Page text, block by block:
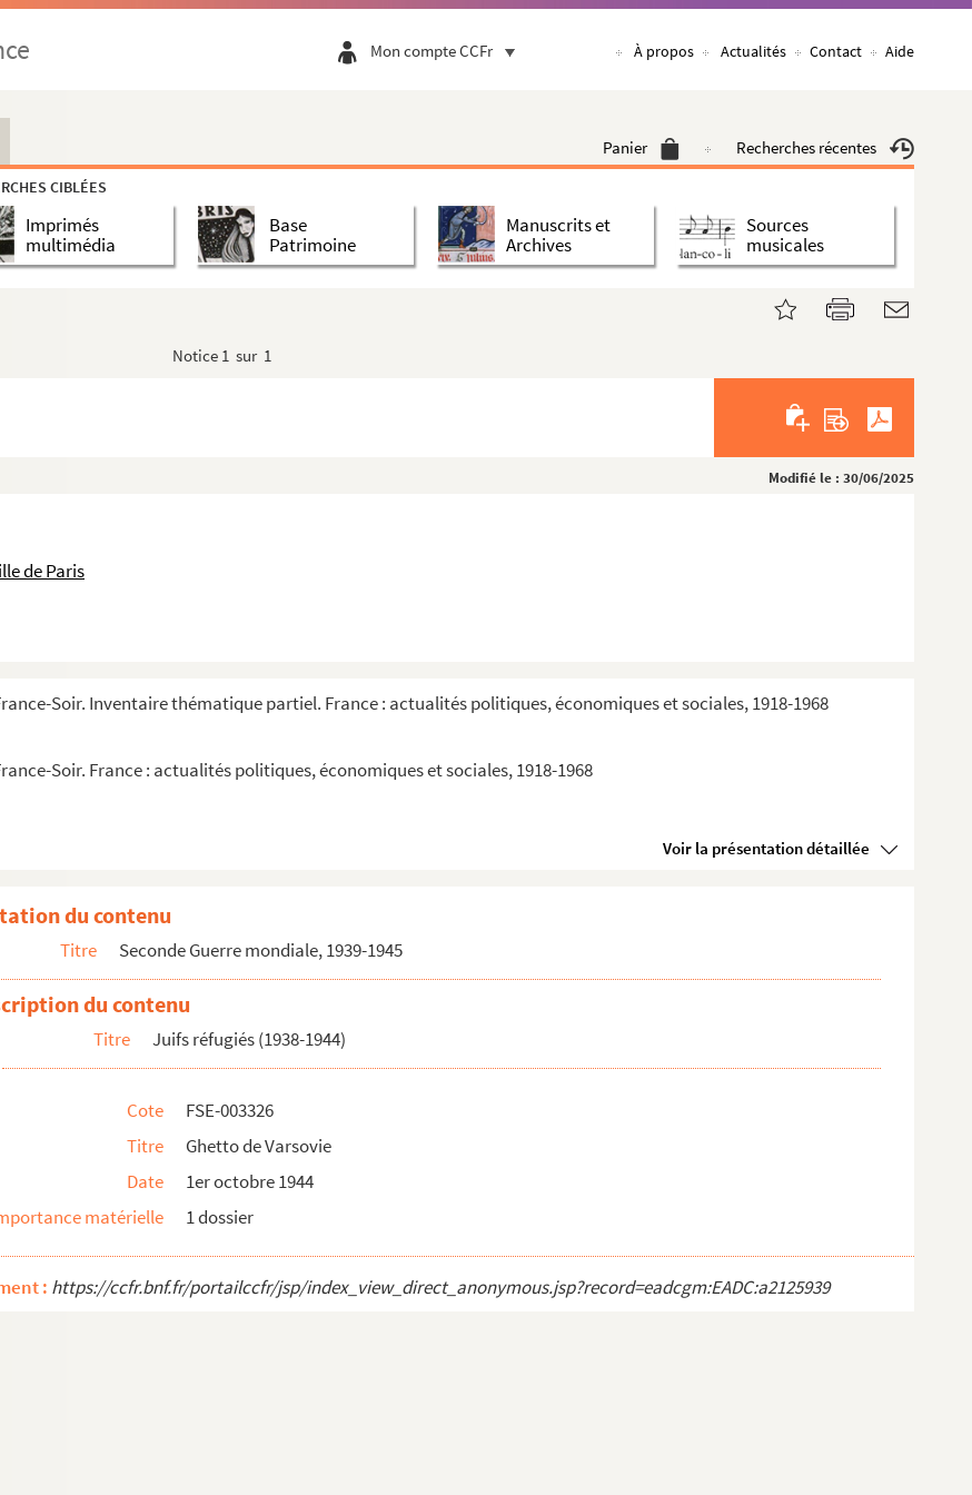
Mon compte CCFr À propos Actualités Contact Aide
Panier Recherches récentes
CIBLÉES
Imprimés
multimédia
Base
Patrimoine
Manuscrits et
Archives
Sources
musicales
Notice 1 sur 1
Modifié le : 30/06/2025
de Paris
Soir. Inventaire thématique partiel. France : actualités politiques, économiques et sociales, 1918-1968
Soir. France : actualités politiques, économiques et sociales, 1918-1968
Voir la présentation détaillée
(LFC)
africaine
1944)
mars 1942)
du contenu
Titre Seconde Guerre mondiale, 1939-1945
du contenu
Titre Juifs réfugiés (1938-1944)
Cote
FSE-003326
Titre
Ghetto de Varsovie
Date
1er octobre 1944
matérielle
1 dossier
: https://ccfr.bnf.fr/portailccfr/jsp/index_view_direct_anonymous.jsp?record=eadcgm:EADC:a2125939